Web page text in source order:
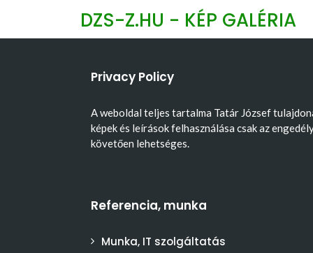
DZS-Z.HU - KÉP GALÉRIA
Privacy Policy
A weboldal teljes tartalma Tatár József
képek és leírások felhasználása csak az
követően lehetséges.
Referencia, munka
Munka, IT szolgáltatás